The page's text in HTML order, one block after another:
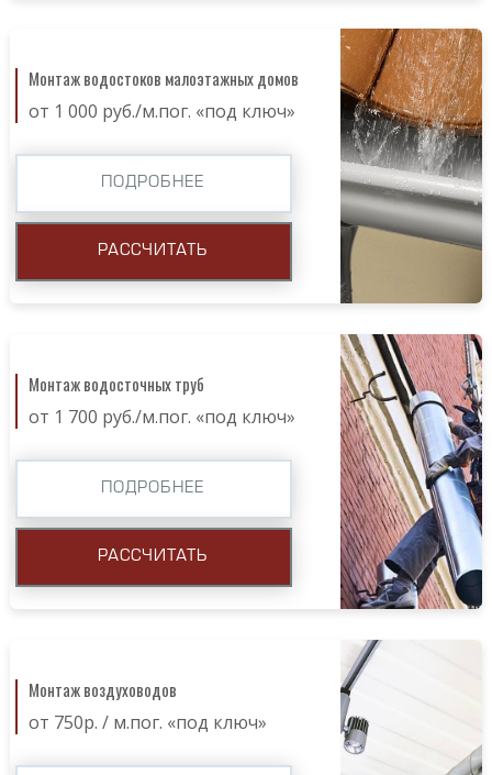
Монтаж водостоков малоэтажных домов
от 1 000 руб./м.пог. «под ключ»
ПОДРОБНЕЕ
РАССЧИТАТЬ
Монтаж водосточных труб
от 1 700 руб./м.пог. «под ключ»
ПОДРОБНЕЕ
РАССЧИТАТЬ
Монтаж воздуховодов
от 750р. / м.пог. «под ключ»